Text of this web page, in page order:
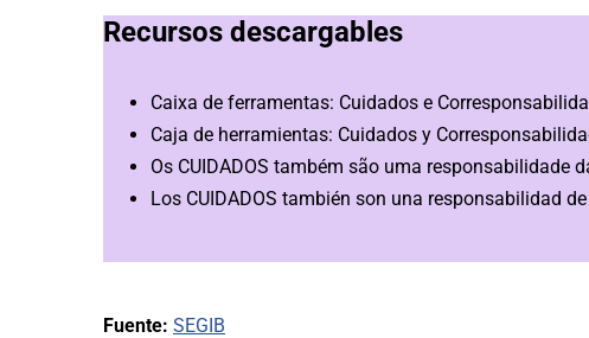
Recursos descargables
Caixa de ferramentas: Cuidados e
Caja de herramientas: Cuidados y
Os CUIDADOS também são uma responsabilidade
Los CUIDADOS también son una responsabilidad
Fuente: SEGIB